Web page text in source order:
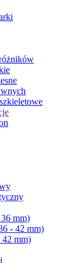
mm)
- 42 mm)
mm)